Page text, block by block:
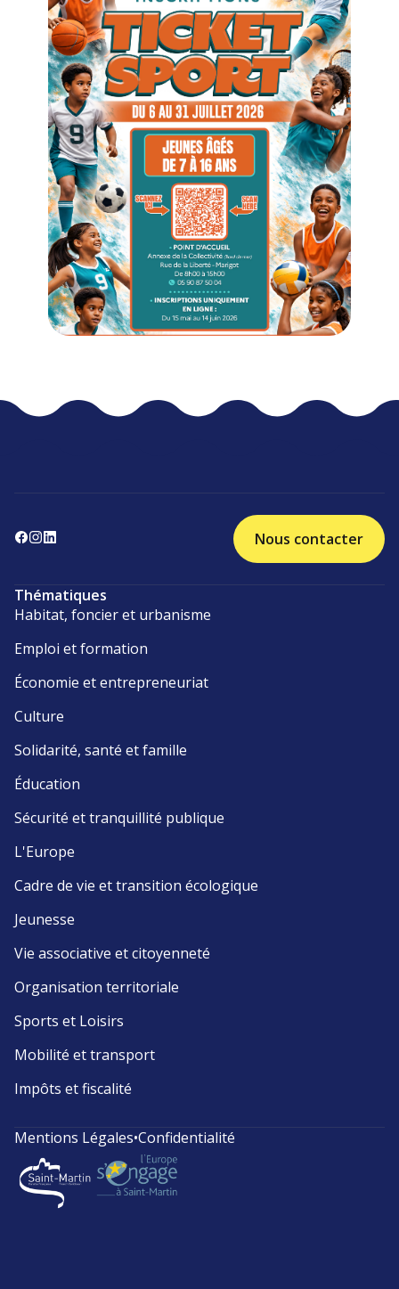
Nous contacter
Thématiques
Habitat, foncier et urbanisme
Emploi et formation
Économie et entrepreneuriat
Culture
Solidarité, santé et famille
Éducation
Sécurité et tranquillité publique
L'Europe
Cadre de vie et transition écologique
Jeunesse
Vie associative et citoyenneté
Organisation territoriale
Sports et Loisirs
Mobilité et transport
Impôts et fiscalité
Mentions Légales•Confidentialité